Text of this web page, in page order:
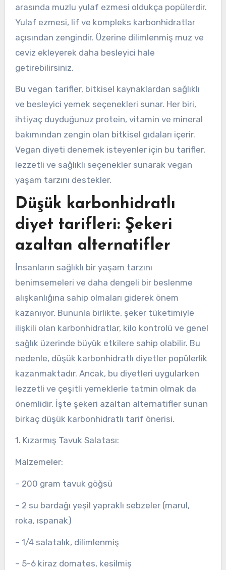
arasında muzlu yulaf ezmesi oldukça popülerdir.
Yulaf ezmesi, lif ve kompleks karbonhidratlar
açısından zengindir. Üzerine dilimlenmiş muz ve
ceviz ekleyerek daha besleyici hale
getirebilirsiniz.
Bu vegan tarifler, bitkisel kaynaklardan sağlıklı
ve besleyici yemek seçenekleri sunar. Her biri,
ihtiyaç duyduğunuz protein, vitamin ve mineral
bakımından zengin olan bitkisel gıdaları içerir.
Vegan diyeti denemek isteyenler için bu tarifler,
lezzetli ve sağlıklı seçenekler sunarak vegan
yaşam tarzını destekler.
Düşük karbonhidratlı
diyet tarifleri: Şekeri
azaltan alternatifler
İnsanların sağlıklı bir yaşam tarzını
benimsemeleri ve daha dengeli bir beslenme
alışkanlığına sahip olmaları giderek önem
kazanıyor. Bununla birlikte, şeker tüketimiyle
ilişkili olan karbonhidratlar, kilo kontrolü ve genel
sağlık üzerinde büyük etkilere sahip olabilir. Bu
nedenle, düşük karbonhidratlı diyetler popülerlik
kazanmaktadır. Ancak, bu diyetleri uygularken
lezzetli ve çeşitli yemeklerle tatmin olmak da
önemlidir. İşte şekeri azaltan alternatifler sunan
birkaç düşük karbonhidratlı tarif önerisi.
1. Kızarmış Tavuk Salatası:
Malzemeler:
– 200 gram tavuk göğsü
– 2 su bardağı yeşil yapraklı sebzeler (marul,
roka, ıspanak)
– 1/4 salatalık, dilimlenmiş
– 5-6 kiraz domates, kesilmiş